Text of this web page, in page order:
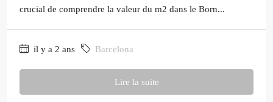
crucial de comprendre la valeur du m2 dans le Born...
il y a 2 ans Barcelona
Lire la suite